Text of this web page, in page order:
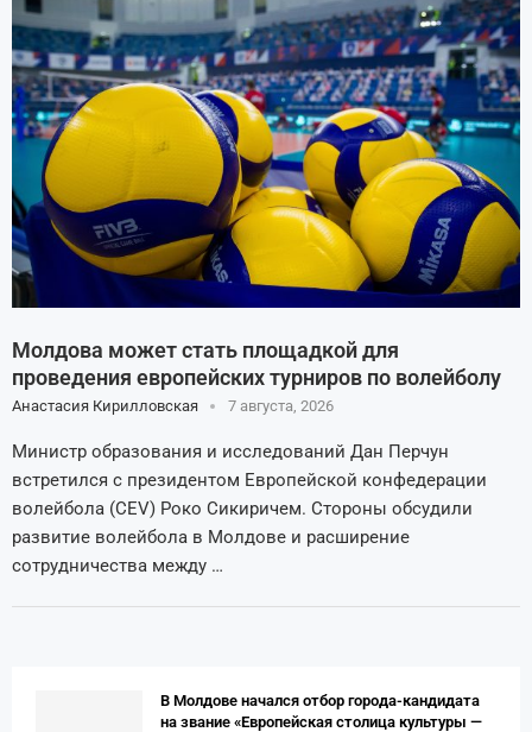
Молдова может стать площадкой для
проведения европейских турниров по волейболу
Анастасия Кирилловская 7 августа, 2026
Министр образования и исследований Дан Перчун
встретился с президентом Европейской конфедерации
волейбола (CEV) Роко Сикиричем. Стороны обсудили
развитие волейбола в Молдове и расширение
сотрудничества между …
В Молдове начался отбор города-кандидата
на звание «Европейская столица культуры —